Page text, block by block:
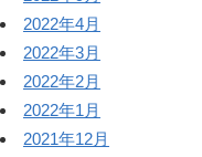
2022年4月
2022年3月
2022年2月
2022年1月
2021年12月